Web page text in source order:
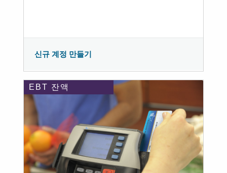
신규 계정 만들기
EBT 잔액